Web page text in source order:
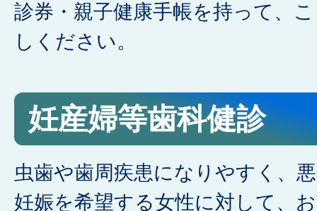
診券・親子健康手帳を持って、
しください。
妊産婦等歯科健診
虫歯や歯周疾患になりやすく、
妊娠を希望する女性に対して、